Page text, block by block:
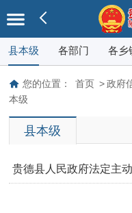
县本级 各部门 各乡
您的位置： 首页 > 政府
本级
县本级
贵德县人民政府法定主